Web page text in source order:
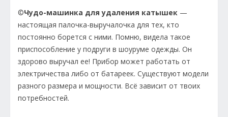
©Чудо-машинка для удаления катышек —
настоящая палочка-выручалочка для тех, кто
постоянно борется с ними. Помню, видела такое
приспособление у подруги в шоуруме одежды. Он
здорово выручал ее! Прибор может работать от
электричества либо от батареек. Существуют модели
разного размера и мощности. Всё зависит от твоих
потребностей.